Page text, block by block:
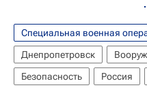
Специальная военная
Днепропетровск
Безопасность
Россия